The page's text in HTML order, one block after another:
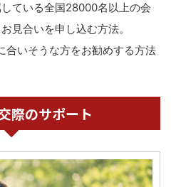
ている全国28000名以上の会
見合いを申し込む方法。
合いそうな方をお勧めする方法
際のサポート